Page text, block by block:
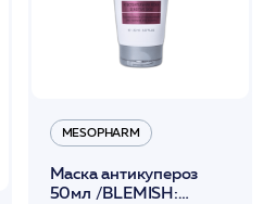
MESOPHARM
Маска антикупероз
50мл /BLEMISH: